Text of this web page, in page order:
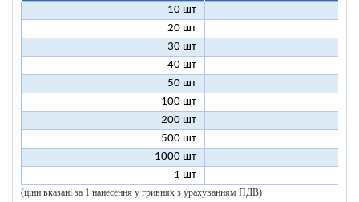
10 шт
20 шт
30 шт
40 шт
50 шт
100 шт
200 шт
500 шт
1000 шт
1 шт
(ціни вказані за 1 нанесення у гривнях з урахуванням ПДВ)